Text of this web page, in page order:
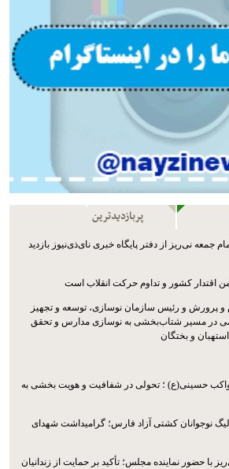
پربازدیدترین
جمعه نی‌ریز از دفتر پایگاه خبری نای‌ذی‌نیوز بازدید
اقتدار کشور و تداوم حرکت انقلاب است
پرورش و رئیس سازمان نوسازی، توسعه و تجهیز
در مسیر شتاب‌بخشی به نوسازی مدارس و تحقق
و بختگان
حسینی(ع) ؛ تحولی در شفافیت و هویت بخشی به
نوجوانان کشتی آزاد فارس؛ گرامیداشت شهدای
با حضور نماینده مجلس؛ تأکید بر حمایت از زندانیان